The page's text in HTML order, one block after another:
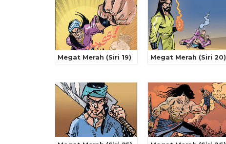
Megat Merah (Siri 19) Megat Merah (Siri 20)